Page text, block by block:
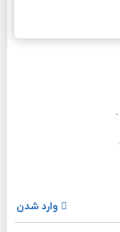
وارد شدن